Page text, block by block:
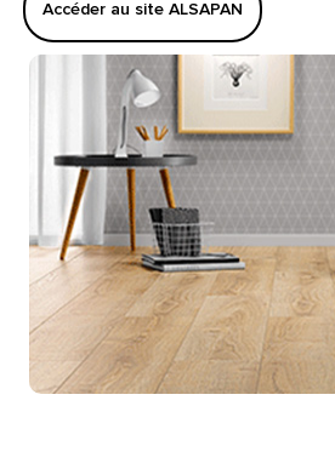
Accéder au site ALSAPAN